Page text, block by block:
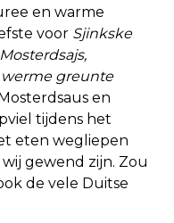
en warme
voor Sjinkske
greunte
en
tijdens het
eten wegliepen
gewend zijn. Zou
de vele Duitse